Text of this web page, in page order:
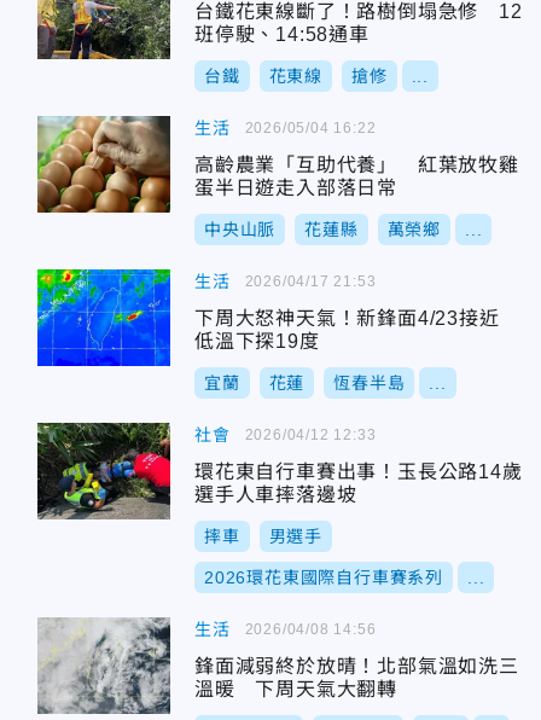
台鐵花東線斷了！路樹倒塌急修 12
班停駛、14:58通車
台鐵 花東線 搶修
生活
高齡農業「互助代養」 紅葉放牧雞
蛋半日遊走入部落日常
中央山脈 花蓮縣 萬榮鄉
2026/05/04 16:22
生活
下周大怒神天氣！新鋒面4/23接近
低溫下探19度
宜蘭 花蓮 恆春半島
2026/04/17 21:53
社會
環花東自行車賽出事！玉長公路14歲
選手人車摔落邊坡
摔車 男選手
2026環花東國際自行車賽系列
2026/04/12 12:33
生活
鋒面減弱終於放晴！北部氣溫如洗三
溫暖 下周天氣大翻轉
2026/04/08 14:56